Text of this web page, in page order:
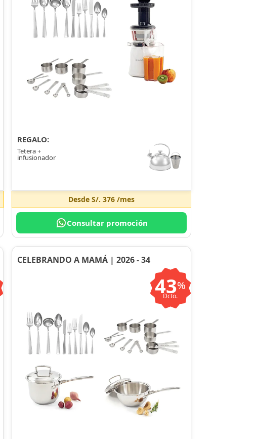
REGALO:
Tetera +
infusionador
DesdeS/. 376 /mes
Consultar promoción
CELEBRANDO A MAMÁ | 2026 - 34
43%
Dcto.